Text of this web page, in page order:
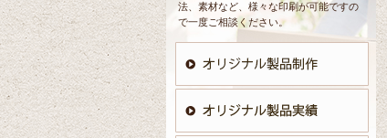
法、素材など、様々な印刷が可能ですの
で一度ご相談ください。